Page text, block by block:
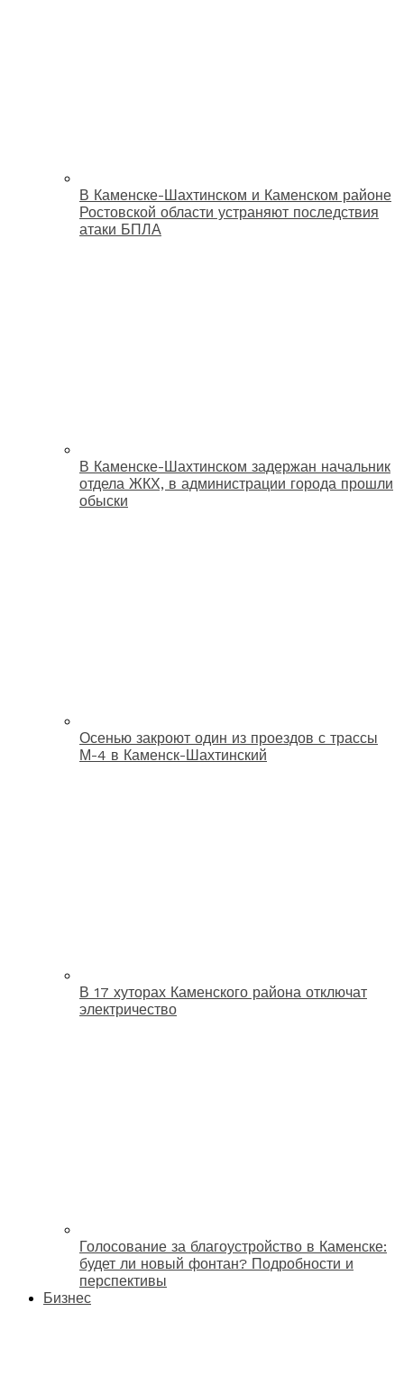
В Каменске-Шахтинском и Каменском районе
Ростовской области устраняют последствия
атаки БПЛА
В Каменске-Шахтинском задержан начальник
отдела ЖКХ, в администрации города прошли
обыски
Осенью закроют один из проездов с трассы
М-4 в Каменск-Шахтинский
В 17 хуторах Каменского района отключат
электричество
Голосование за благоустройство в Каменске:
будет ли новый фонтан? Подробности и
перспективы
Бизнес